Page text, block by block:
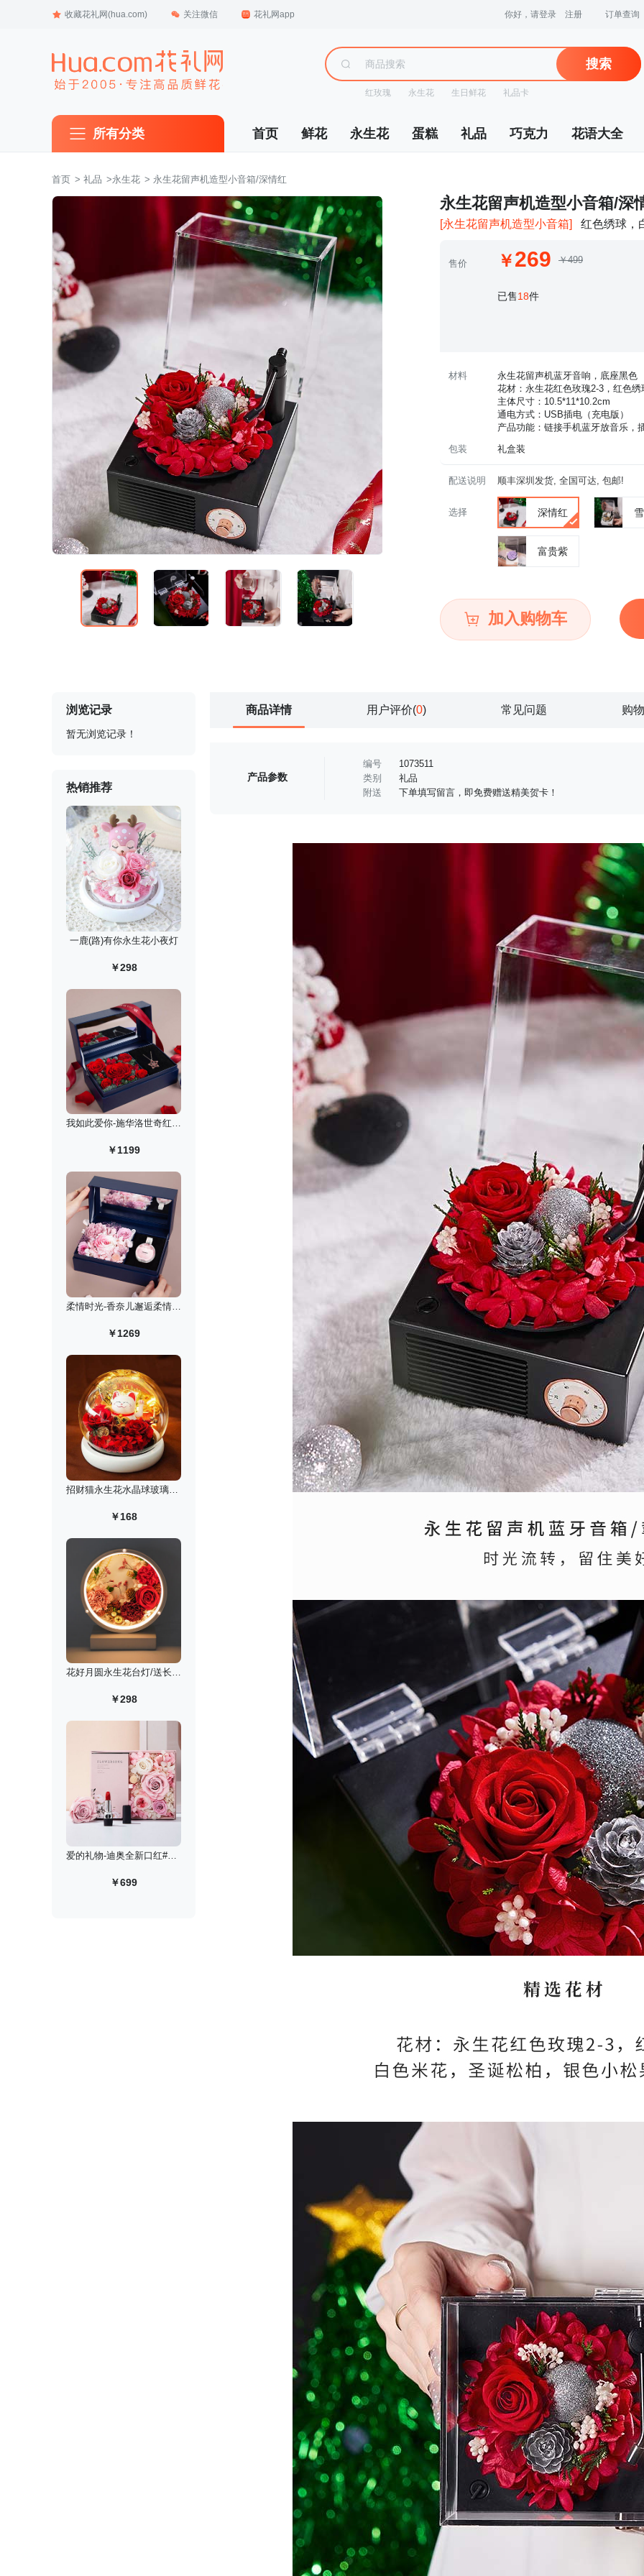
收藏花礼网(hua.com) 关注微信 花礼网app 你好，请登录 注册 订单查询
搜索
红玫瑰 永生花 生日鲜花 礼品卡
所有分类 首页 鲜花 永生花 蛋糕 礼品 巧克力 花语大全
首页 > 礼品 >永生花 > 永生花留声机造型小音箱/深情红
永生花留声机造型小音箱/深
[永生花留声机造型小音箱] 红色绣球，
售价 269 ￥499
已售18件
材料
永生花留声机蓝牙音响，底座黑色
花材：永生花红色玫瑰2-3，红色
主体尺寸：10.5*11*10.2cm
通电方式：USB插电（充电版）
产品功能：链接手机蓝牙放音乐，
包装
礼盒装
配送说明 顺丰深圳发货, 全国可达, 包邮!
选择 深情红
富贵紫
加入购物车
浏览记录
暂无浏览记录！
热销推荐
一鹿(路)有你永生花小夜灯
￥298
我如此爱你-施华洛世奇红色许愿星项链永生花礼盒
￥1199
￥1269
￥168
花好月圆永生花台灯/送长辈老师定制款
￥298
爱的礼物-迪奥全新口红#999丝绒永生花高定礼盒
￥699
商品详情 用户评价(0) 常见问题 购
产品参数
编号
1073511
类别
礼品
附送
下单填写留言，即免费赠送精美贺卡！